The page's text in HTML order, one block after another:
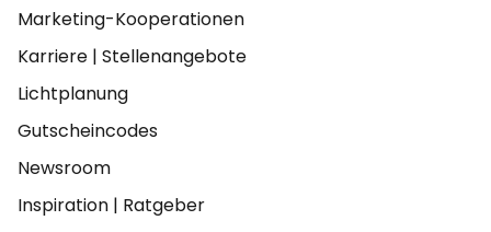
Marketing-Kooperationen
Karriere | Stellenangebote
Lichtplanung
Gutscheincodes
Newsroom
Inspiration | Ratgeber